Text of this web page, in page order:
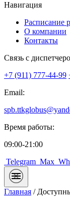
Навигация
Расписание
О компании
Контакты
Связь с
+7 (911) 777-44-99
Email:
Время работы:
09:00-21:00
Telegram Max
Главная /